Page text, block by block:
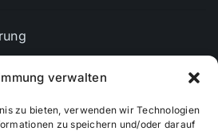
verwalten
zu bieten, verwenden wir Technologien
zu speichern und/oder darauf